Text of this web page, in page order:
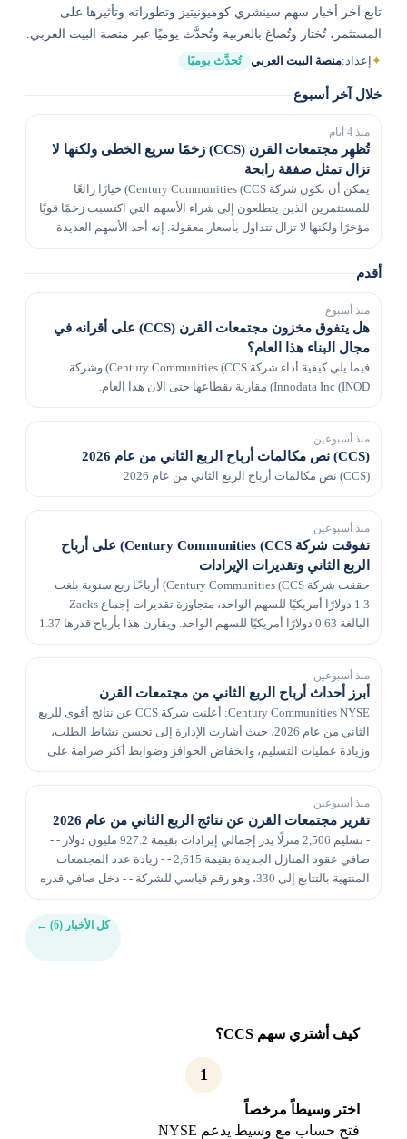
تابع آخر أخبار سهم سينشري كوميونيتيز وتطوراته وتأثيرها على
المستثمر، تُختار وتُصاغ بالعربية وتُحدَّث يوميًا عبر منصة البيت العربي.
✦إعداد:منصة البيت العربي تُحدَّث يوميًا
خلال آخر أسبوع
منذ 4 أيام
تُظهِر مجتمعات القرن (CCS) زخمًا سريع الخطى ولكنها لا
تزال تمثل صفقة رابحة
يمكن أن تكون شركة Century Communities (CCS) خيارًا رائعًا
للمستثمرين الذين يتطلعون إلى شراء الأسهم التي اكتسبت زخمًا قويًا
مؤخرًا ولكنها لا تزال تتداول بأسعار معقولة. إنه أحد الأسهم العديدة
أقدم
منذ أسبوع
هل يتفوق مخزون مجتمعات القرن (CCS) على أقرانه في
مجال البناء هذا العام؟
فيما يلي كيفية أداء شركة Century Communities (CCS) وشركة
Innodata Inc (INOD) مقارنة بقطاعها حتى الآن هذا العام.
منذ أسبوعين
(CCS) نص مكالمات أرباح الربع الثاني من عام 2026
منذ أسبوعين
تفوقت شركة Century Communities (CCS) على أرباح
الربع الثاني وتقديرات الإيرادات
حققت شركة Century Communities (CCS) أرباحًا ربع سنوية بلغت
1.3 دولارًا أمريكيًا للسهم الواحد، متجاوزة تقديرات إجماع Zacks
البالغة 0.63 دولارًا أمريكيًا للسهم الواحد. ويقارن هذا بأرباح قدرها 1.37
منذ أسبوعين
أبرز أحداث أرباح الربع الثاني من مجتمعات القرن
Century Communities NYSE: أعلنت شركة CCS عن نتائج أقوى للربع
الثاني من عام 2026، حيث أشارت الإدارة إلى تحسن نشاط الطلب،
وزيادة عمليات التسليم، وانخفاض الحوافز وضوابط أكثر صرامة على
منذ أسبوعين
تقرير مجتمعات القرن عن نتائج الربع الثاني من عام 2026
- تسليم 2,506 منزلًا يدر إجمالي إيرادات بقيمة 927.2 مليون دولار - -
صافي عقود المنازل الجديدة بقيمة 2,615 - - زيادة عدد المجتمعات
المنتهية بالتتابع إلى 330، وهو رقم قياسي للشركة - - دخل صافي قدره
كل الأخبار (6) ←
كيف أشتري سهم CCS؟
1
اختر وسيطاً مرخصاً
فتح حساب مع وسيط يدعم NYSE